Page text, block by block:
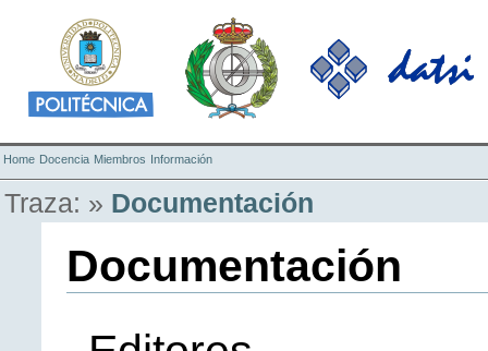
Home Docencia Miembros Información
Traza: » Documentación
Documentación